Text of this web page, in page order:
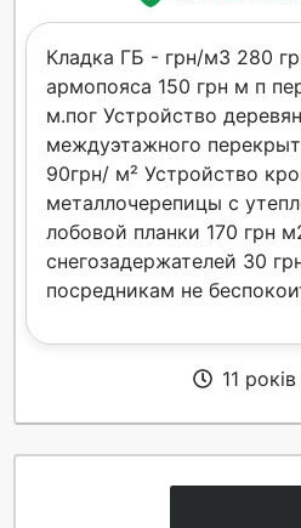
Кладка ГБ - грн/м3 280
армопояса 150 грн м п
м.пог Устройство
междуэтажного
90грн/ м² Устройство
металлочерепицы с
лобовой планки 170 грн
снегозадержателей 30
посредникам не
11